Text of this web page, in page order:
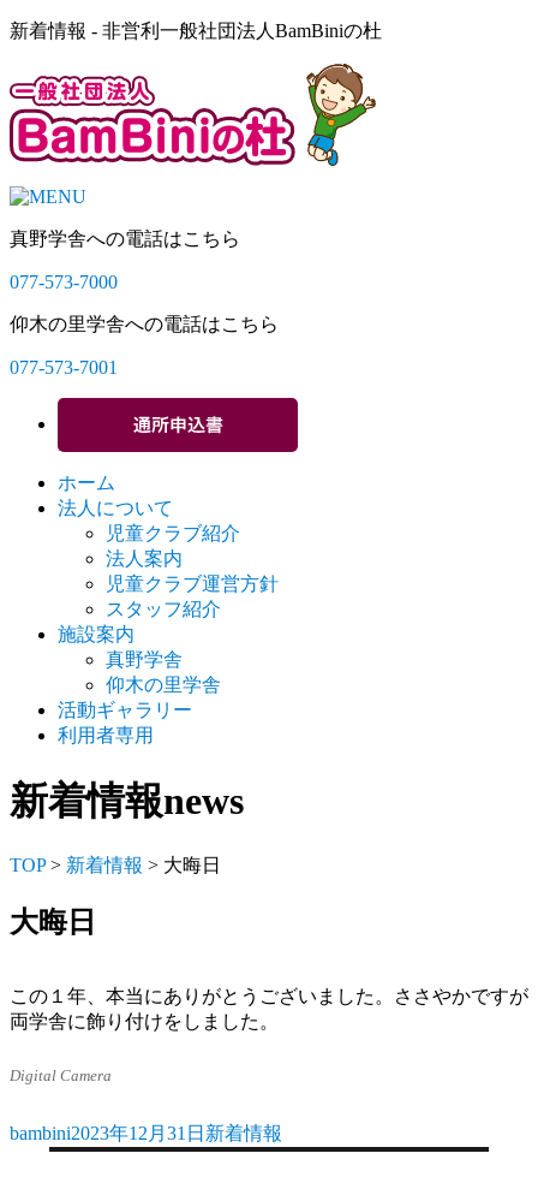
新着情報 - 非営利一般社団法人BamBiniの杜
真野学舎への電話はこちら
077-573-7000
仰木の里学舎への電話はこちら
077-573-7001
ホーム
法人について
児童クラブ紹介
法人案内
児童クラブ運営方針
スタッフ紹介
施設案内
真野学舎
仰木の里学舎
活動ギャラリー
利用者専用
新着情報news
TOP> 新着情報 > 大晦日
大晦日
この１年、本当にありがとうございました。ささやかですが
両学舎に飾り付けをしました。
Digital Camera
投
bambini
投
2023年12月31日
カ
新着情報